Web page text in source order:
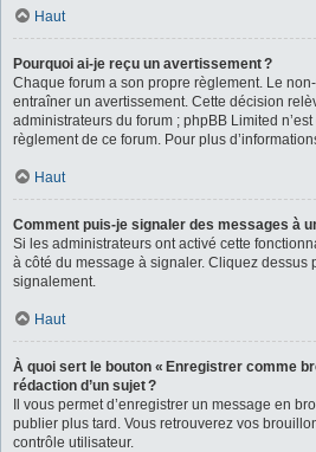
Haut
Pourquoi ai-je reçu un avertissement ?
Chaque forum a son propre règlement. Le
entraîner un avertissement. Cette décision
administrateurs du forum ; phpBB Limited
règlement de ce forum. Pour plus
Haut
Comment puis-je signaler des messages à
Si les administrateurs ont activé cette
à côté du message à signaler. Cliquez dessus
signalement.
Haut
À quoi sert le bouton « Enregistrer comme
rédaction d’un sujet ?
Il vous permet d’enregistrer un message en
publier plus tard. Vous retrouverez vos
contrôle utilisateur.